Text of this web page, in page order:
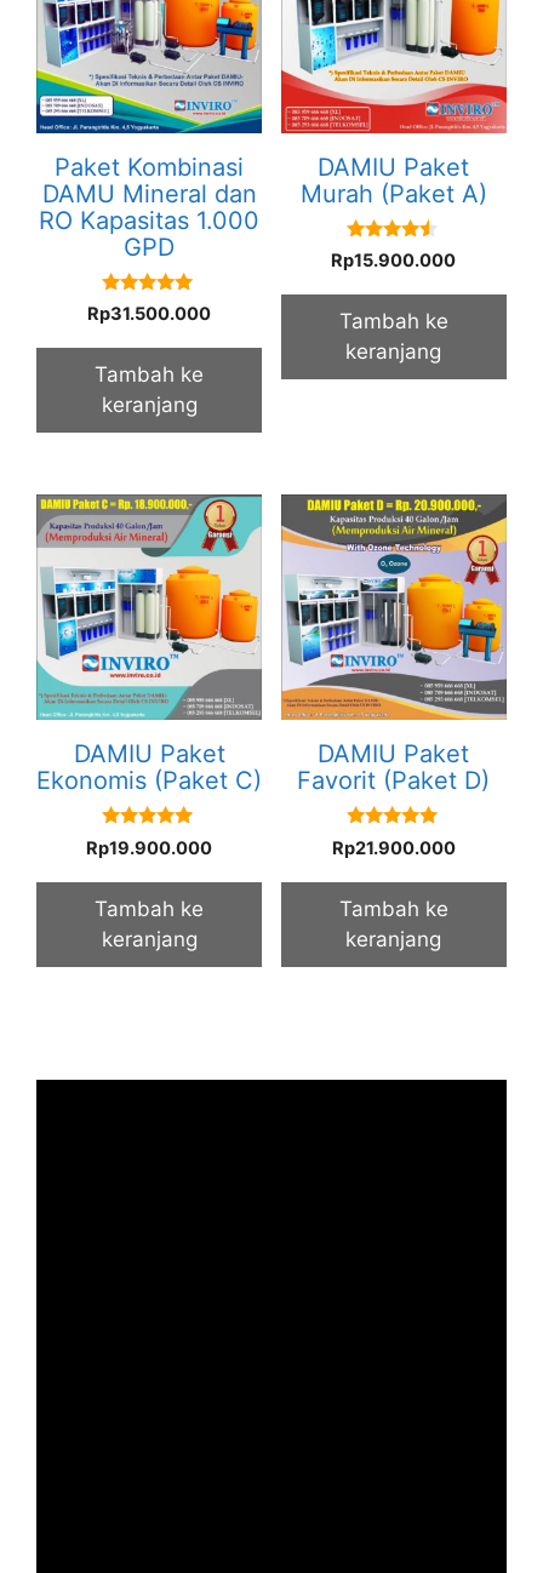
Paket Kombinasi
DAMU Mineral dan
RO Kapasitas 1.000
GPD
5.00
out of 5
Rp31.500.000
Tambah ke
keranjang
DAMIU Paket
Murah (Paket A)
4.33
out of 5
Rp15.900.000
Tambah ke
keranjang
DAMIU Paket
Ekonomis (Paket C)
5.00
out of 5
Rp19.900.000
Tambah ke
keranjang
DAMIU Paket
Favorit (Paket D)
5.00
out of 5
Rp21.900.000
Tambah ke
keranjang